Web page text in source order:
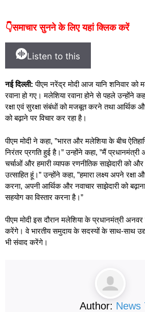
👇समाचार सुनने के लिए यहां क्लिक करें
Listen to this
नई दिल्ली: पीएम नरेंद्र मोदी आज यानि शनिवार को
रवाना हो गए। मलेशिया रवाना होने से पहले उन्होंने
रक्षा एवं सुरक्षा संबंधों को मजबूत करने तथा आर्थिक
को बढ़ाने पर विचार कर रहा है।
पीएम मोदी ने कहा, ”भारत और मलेशिया के बीच
निरंतर प्रगति हुई है।” उन्होंने कहा, ”मैं
चर्चाओं और हमारी व्यापक रणनीतिक साझेदारी को
उत्साहित हूं।” उन्होंने कहा, ”हमारा लक्ष्य अपने रक्षा
करना, अपनी आर्थिक और नवाचार साझेदारी को
सहयोग का विस्तार करना है।”
पीएम मोदी इस दौरान मलेशिया के प्रधानमंत्री अनवर
करेंगे। वे भारतीय समुदाय के सदस्यों के साथ-साथ
भी संवाद करेंगे।
Author: News